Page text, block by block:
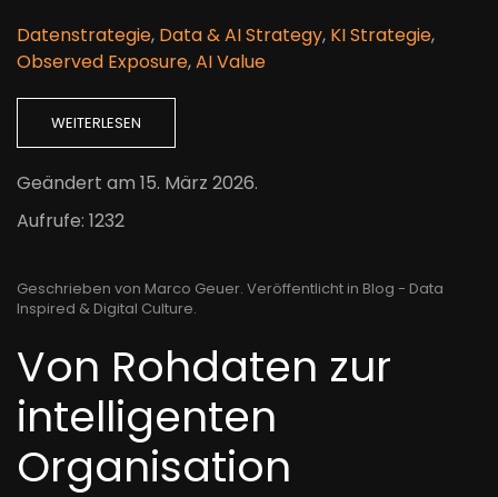
Datenstrategie, Data & AI Strategy, KI Strategie,
Observed Exposure,AI Value
WEITERLESEN
Geändert am 15. März 2026.
Aufrufe: 1232
Geschrieben von Marco Geuer. Veröffentlicht in Blog - Data
Inspired & Digital Culture.
Von Rohdaten zur
intelligenten
Organisation